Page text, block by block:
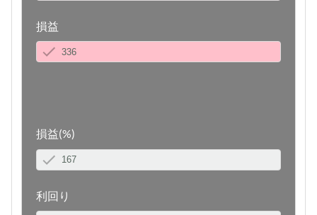
損益
損益(%)
利回り